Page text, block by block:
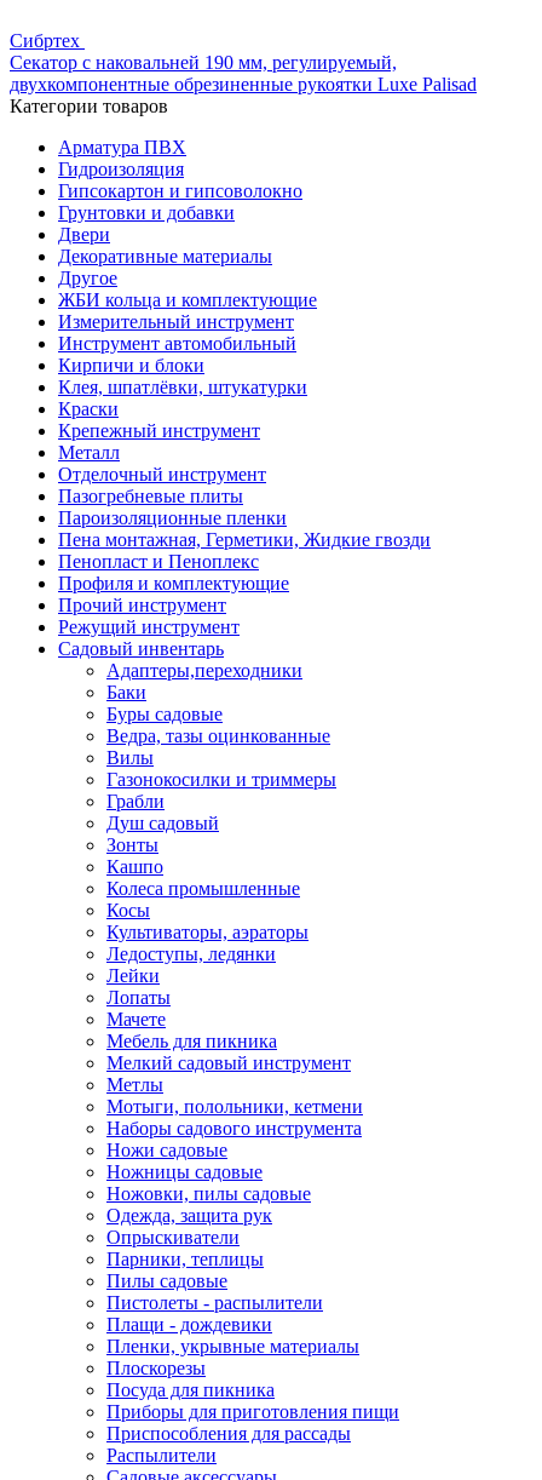
Сибртех
Секатор с наковальней 190 мм, регулируемый,
двухкомпонентные обрезиненные рукоятки Luxe Palisad
Категории товаров
Арматура ПВХ
Гидроизоляция
Гипсокартон и гипсоволокно
Грунтовки и добавки
Двери
Декоративные материалы
Другое
ЖБИ кольца и комплектующие
Измерительный инструмент
Инструмент автомобильный
Кирпичи и блоки
Клея, шпатлёвки, штукатурки
Краски
Крепежный инструмент
Металл
Отделочный инструмент
Пазогребневые плиты
Пароизоляционные пленки
Пена монтажная, Герметики, Жидкие гвозди
Пенопласт и Пеноплекс
Профиля и комплектующие
Прочий инструмент
Режущий инструмент
Садовый инвентарь
Адаптеры,переходники
Баки
Буры садовые
Ведра, тазы оцинкованные
Вилы
Газонокосилки и триммеры
Грабли
Душ садовый
Зонты
Кашпо
Колеса промышленные
Косы
Культиваторы, аэраторы
Ледоступы, ледянки
Лейки
Лопаты
Мачете
Мебель для пикника
Мелкий садовый инструмент
Метлы
Мотыги, полольники, кетмени
Наборы садового инструмента
Ножи садовые
Ножницы садовые
Ножовки, пилы садовые
Одежда, защита рук
Опрыскиватели
Парники, теплицы
Пилы садовые
Пистолеты - распылители
Плащи - дождевики
Пленки, укрывные материалы
Плоскорезы
Посуда для пикника
Приборы для приготовления пищи
Приспособления для рассады
Распылители